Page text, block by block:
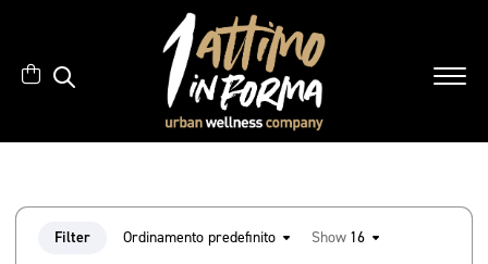
Filter Ordinamento predefinito Show 16